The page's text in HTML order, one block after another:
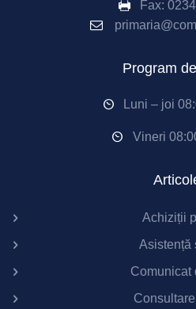
Fax:
Program
Luni – joi
Vineri
Achiziții
Asistență
Comunicat